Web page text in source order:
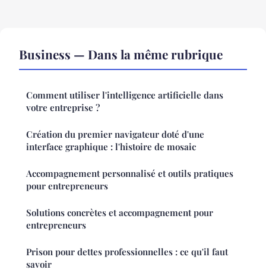
Business — Dans la même rubrique
Comment utiliser l'intelligence artificielle dans
votre entreprise ?
Création du premier navigateur doté d'une
interface graphique : l'histoire de mosaic
Accompagnement personnalisé et outils pratiques
pour entrepreneurs
Solutions concrètes et accompagnement pour
entrepreneurs
Prison pour dettes professionnelles : ce qu'il faut
savoir